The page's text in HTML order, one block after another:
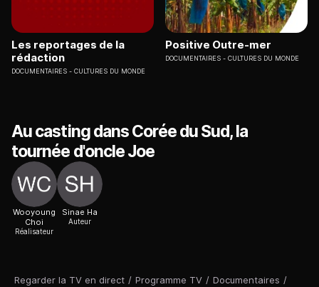
Regarder la TV en direct / Programme TV / Documentaires /
Les reportages de la
rédaction
DOCUMENTAIRES CULTURES DU MONDE
Positive Outre-mer
DOCUMENTAIRES CULTURES DU MONDE
Au casting dans Corée du Sud, la
tournée d'oncle Joe
Wooyoung
Choi
Réalisateur
Sinae Ha
Auteur